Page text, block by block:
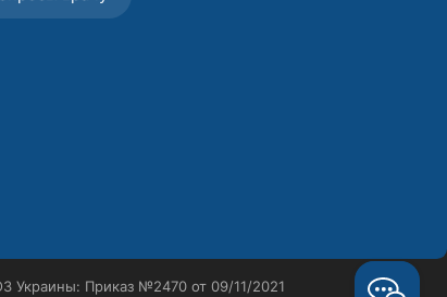
Украины: Приказ №2470 от 09/11/2021